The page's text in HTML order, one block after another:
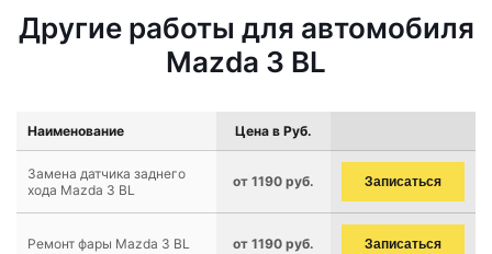
Другие работы для автомобиля
Mazda 3 BL
Наименование Цена в Руб.
Замена датчика заднего
хода Mazda 3 BL
от 1190 руб. Записаться
Ремонт фары Mazda 3 BL от 1190 руб. Записаться